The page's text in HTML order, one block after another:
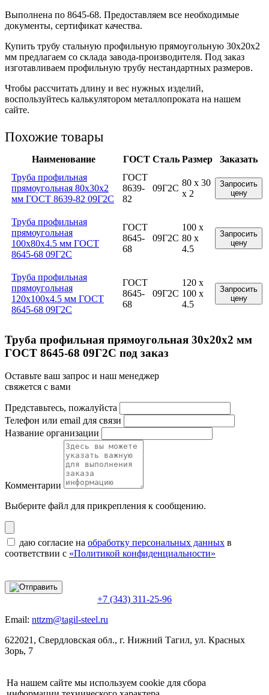
Выполнена по 8645-68. Предоставляем все необходимые
документы, сертификат качества.
Купить трубу стальную профильную прямоугольную 30х20х2
мм предлагаем со склада завода-производителя. Под заказ
изготавливаем профильную трубу нестандартных размеров.
Чтобы рассчитать длину и вес нужных изделий,
воспользуйтесь калькулятором металлопроката на нашем
сайте.
Похожие товары
Наименование ГОСТ Сталь Размер
Заказать
Труба профильная
прямоугольная 80x30x2
мм ГОСТ 8639-82 09Г2С
ГОСТ
8639-
82
09Г2С
80 x 30
x 2
Запросить
цену
Труба профильная
прямоугольная
100x80x4.5 мм ГОСТ
8645-68 09Г2С
ГОСТ
8645-
68
09Г2С
100 x
80 x
4.5
Запросить
цену
Труба профильная
прямоугольная
120x100x4.5 мм ГОСТ
8645-68 09Г2С
ГОСТ
8645-
68
09Г2С
120 x
100 x
4.5
Запросить
цену
Труба профильная прямоугольная 30x20x2 мм
ГОСТ 8645-68 09Г2С под заказ
Оставьте ваш запрос и наш менеджер
свяжется с вами
Представьтесь, пожалуйста
Телефон или email для связи
Название организации
Комментарии
Выберите файл для прикрепления к сообщению.
даю согласие на обработку персональных данных в
соответствии с «Политикой конфиденциальности»
+7 (343) 311-25-96
Email: nttzm@tagil-steel.ru
622021, Свердловская обл., г. Нижний Тагил, ул. Красных
Зорь, 7
На нашем сайте мы используем cookie для сбора